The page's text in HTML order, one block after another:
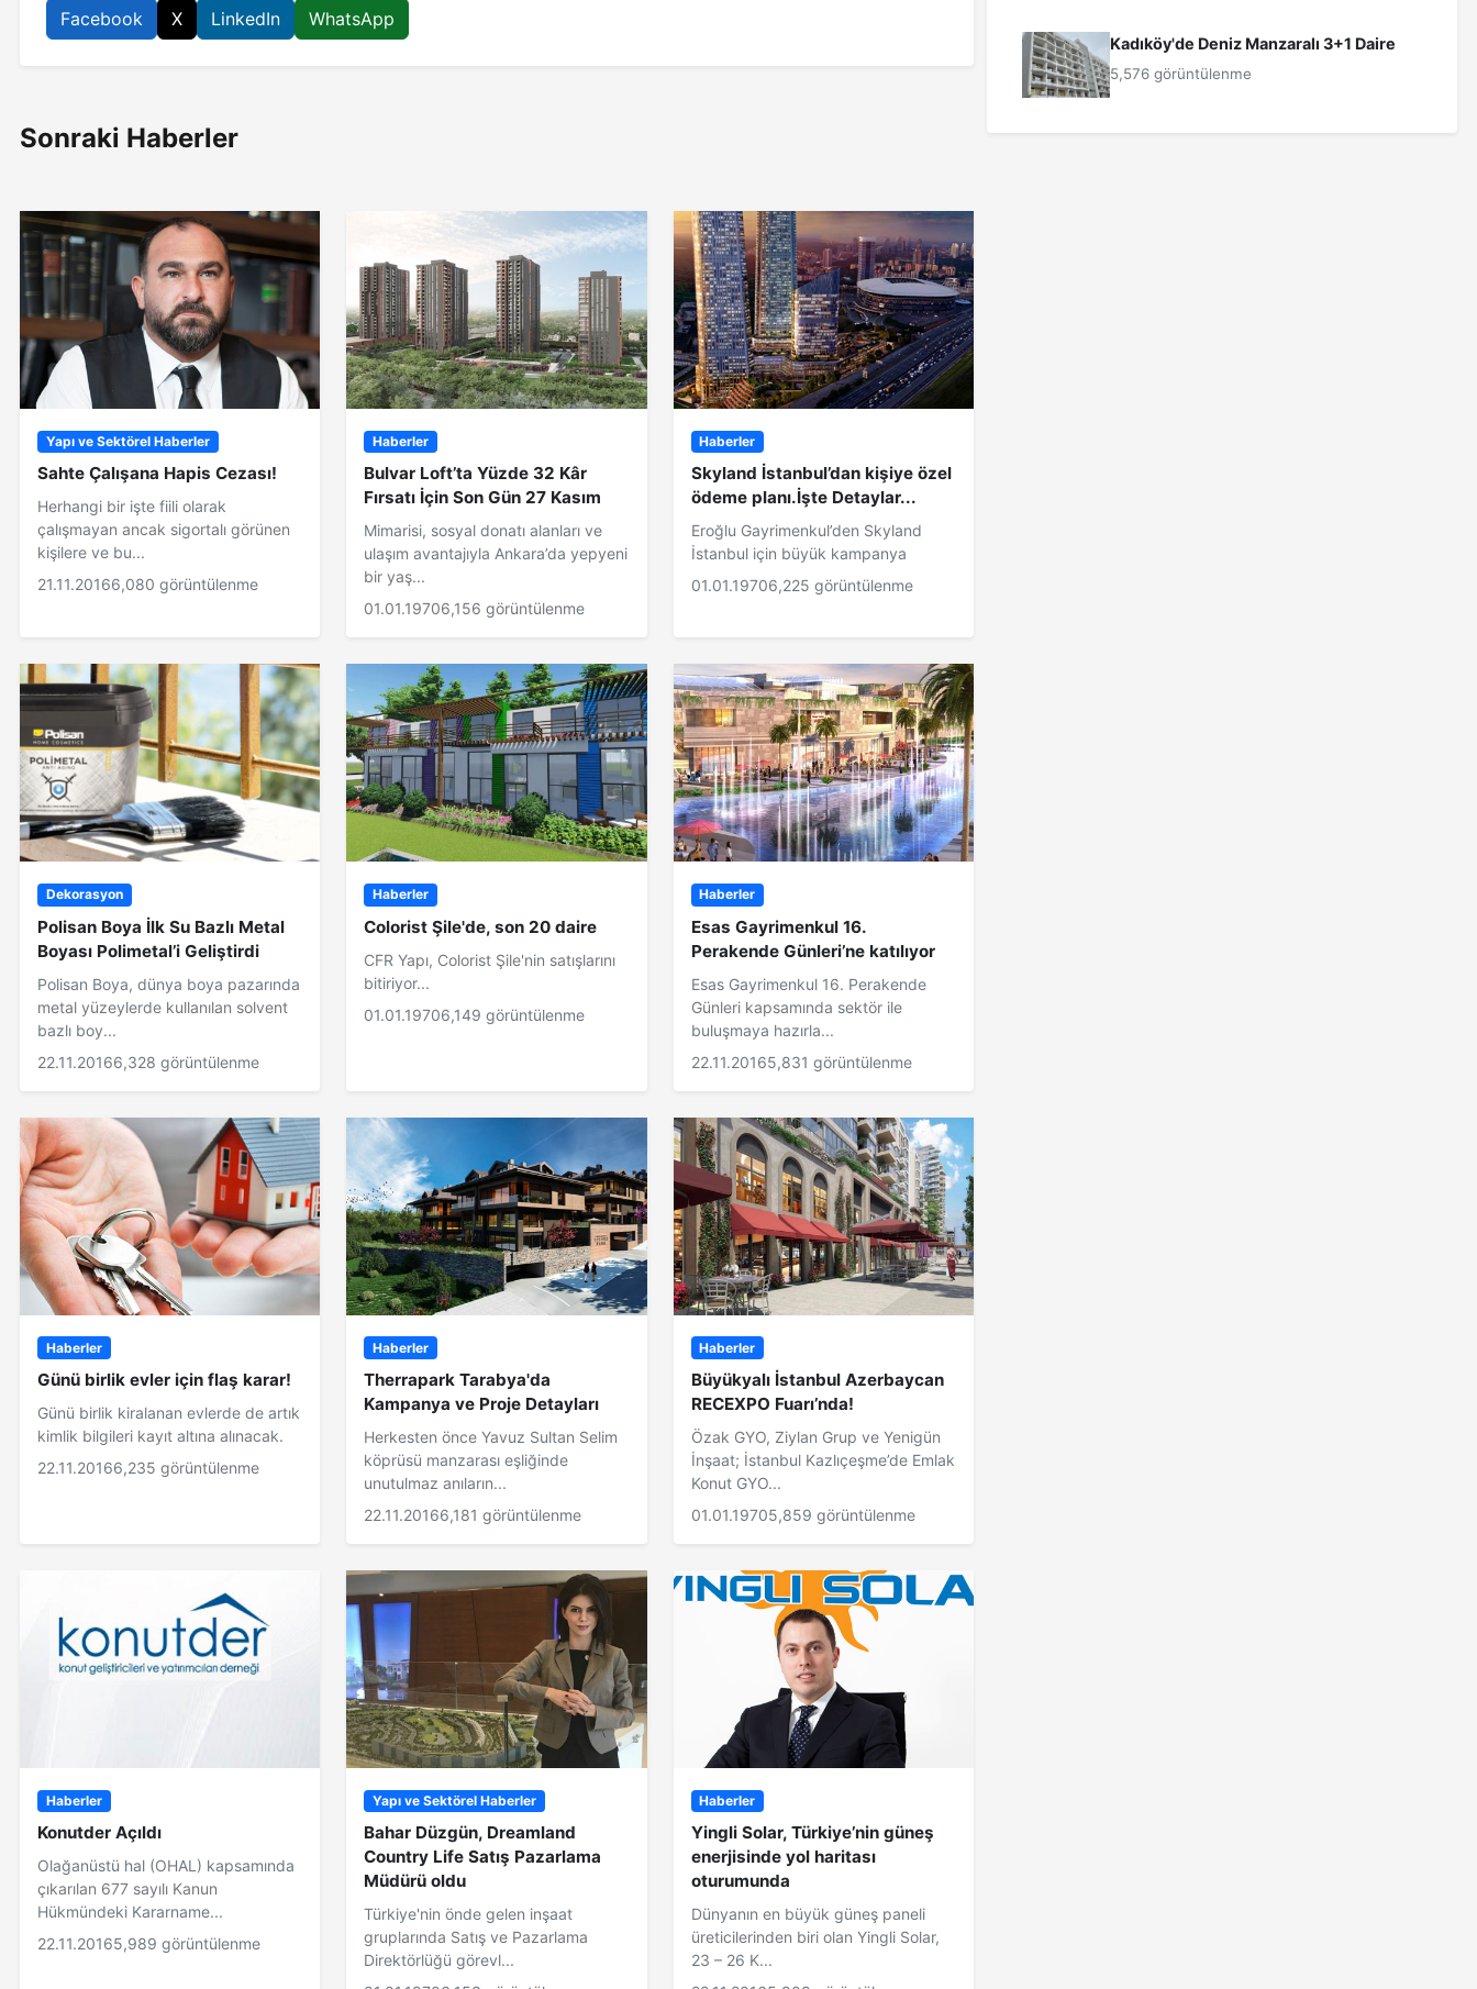
Facebook X LinkedIn WhatsApp
Sonraki Haberler
Yapı ve Sektörel Haberler
Sahte Çalışana Hapis Cezası!
Herhangi bir işte fiili olarak
çalışmayan ancak sigortalı görünen
kişilere ve bu...
21.11.20166,080 görüntülenme
Haberler
Bulvar Loft’ta Yüzde 32 Kâr
Fırsatı İçin Son Gün 27 Kasım
Mimarisi, sosyal donatı alanları ve
ulaşım avantajıyla Ankara’da yepyeni
bir yaş...
01.01.19706,156 görüntülenme
Haberler
Skyland İstanbul’dan kişiye özel
ödeme planı.İşte Detaylar...
Eroğlu Gayrimenkul’den Skyland
İstanbul için büyük kampanya
01.01.19706,225 görüntülenme
Dekorasyon
Polisan Boya İlk Su Bazlı Metal
Boyası Polimetal’i Geliştirdi
Polisan Boya, dünya boya pazarında
metal yüzeylerde kullanılan solvent
bazlı boy...
22.11.20166,328 görüntülenme
Haberler
Colorist Şile'de, son 20 daire
CFR Yapı, Colorist Şile'nin satışlarını
bitiriyor...
01.01.19706,149 görüntülenme
Haberler
Esas Gayrimenkul 16.
Perakende Günleri’ne katılıyor
Esas Gayrimenkul 16. Perakende
Günleri kapsamında sektör ile
buluşmaya hazırla...
22.11.20165,831 görüntülenme
Haberler
Günü birlik evler için flaş karar!
Günü birlik kiralanan evlerde de artık
kimlik bilgileri kayıt altına alınacak.
22.11.20166,235 görüntülenme
Haberler
Therrapark Tarabya'da
Kampanya ve Proje Detayları
Herkesten önce Yavuz Sultan Selim
köprüsü manzarası eşliğinde
unutulmaz anıların...
22.11.20166,181 görüntülenme
Haberler
Büyükyalı İstanbul Azerbaycan
RECEXPO Fuarı’nda!
Özak GYO, Ziylan Grup ve Yenigün
İnşaat; İstanbul Kazlıçeşme’de Emlak
Konut GYO...
01.01.19705,859 görüntülenme
Haberler
Konutder Açıldı
Olağanüstü hal (OHAL) kapsamında
çıkarılan 677 sayılı Kanun
Hükmündeki Kararname...
22.11.20165,989 görüntülenme
Yapı ve Sektörel Haberler
Bahar Düzgün, Dreamland
Country Life Satış Pazarlama
Müdürü oldu
Türkiye'nin önde gelen inşaat
gruplarında Satış ve Pazarlama
Direktörlüğü görevl...
Haberler
Yingli Solar, Türkiye’nin güneş
enerjisinde yol haritası
oturumunda
Dünyanın en büyük güneş paneli
üreticilerinden biri olan Yingli Solar,
23 – 26 K...
Kadıköy'de Deniz Manzaralı 3+1 Daire
5,576 görüntülenme